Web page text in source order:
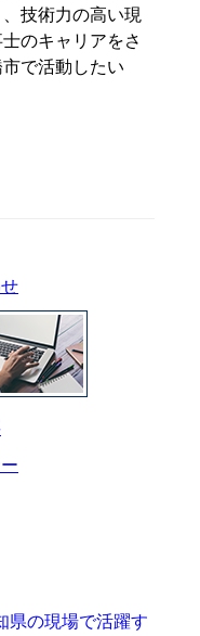
技術力の高い現
のキャリアをさ
で活動したい
県の現場で活躍す